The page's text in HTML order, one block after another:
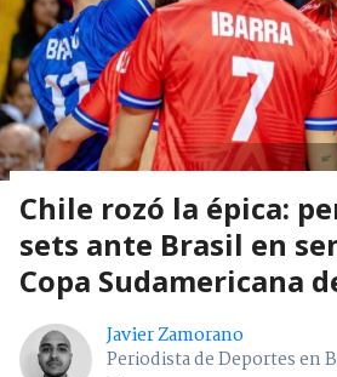
Chile rozó la épica:
sets ante Brasil en
Copa Sudamericana
Javier Zamorano
Periodista de Deportes en